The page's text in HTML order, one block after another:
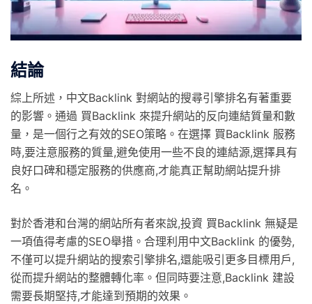
結論
綜上所述，中文Backlink 對網站的搜尋引擎排名有著重要
的影響。通過 買Backlink 來提升網站的反向連結質量和數
量，是一個行之有效的SEO策略。在選擇 買Backlink 服務
時,要注意服務的質量,避免使用一些不良的連結源,選擇具有
良好口碑和穩定服務的供應商,才能真正幫助網站提升排
名。
對於香港和台灣的網站所有者來說,投資 買Backlink 無疑是
一項值得考慮的SEO舉措。合理利用中文Backlink 的優勢,
不僅可以提升網站的搜索引擎排名,還能吸引更多目標用戶,
從而提升網站的整體轉化率。但同時要注意,Backlink 建設
需要長期堅持,才能達到預期的效果。